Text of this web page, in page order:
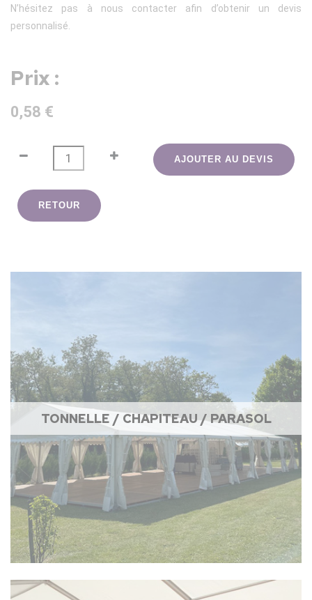
N’hésitez pas à nous contacter afin d’obtenir un devis
personnalisé.
Prix :
0,58 €
AJOUTER AU DEVIS
RETOUR
TONNELLE / CHAPITEAU / PARASOL